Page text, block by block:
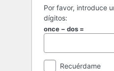
Por favor, introduce
dígitos:
once − dos =
Recuérdame